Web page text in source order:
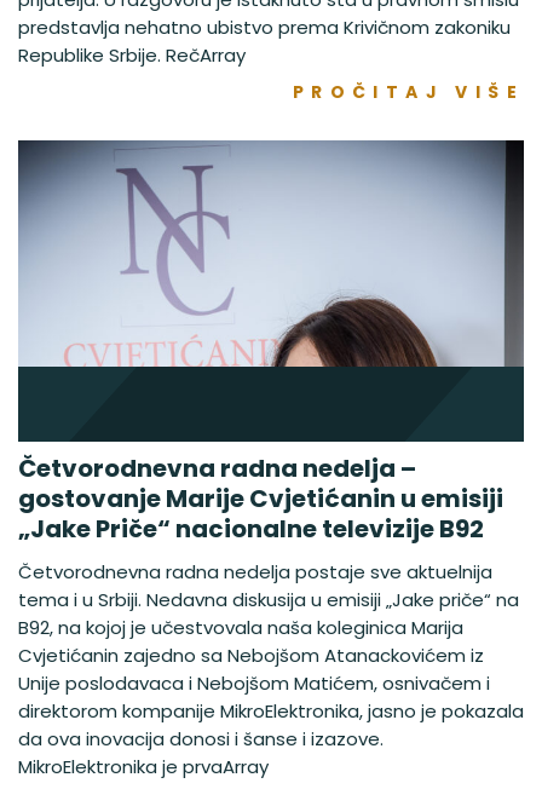
predstavlja nehatno ubistvo prema Krivičnom zakoniku
Republike Srbije. RečArray
PROČITAJ VIŠE
Četvorodnevna radna nedelja –
gostovanje Marije Cvjetićanin u emisiji
„Jake Priče“ nacionalne televizije B92
Četvorodnevna radna nedelja postaje sve aktuelnija
tema i u Srbiji. Nedavna diskusija u emisiji „Jake priče“ na
B92, na kojoj je učestvovala naša koleginica Marija
Cvjetićanin zajedno sa Nebojšom Atanackovićem iz
Unije poslodavaca i Nebojšom Matićem, osnivačem i
direktorom kompanije MikroElektronika, jasno je pokazala
da ova inovacija donosi i šanse i izazove.
MikroElektronika je prvaArray